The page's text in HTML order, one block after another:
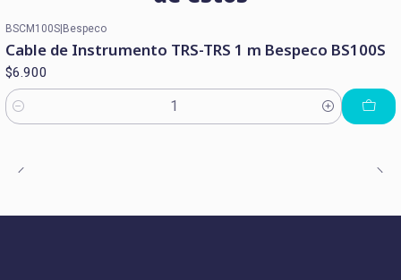
BSCM100S Bespeco
Cable de Instrumento TRS-TRS 1 m Bespeco BS100S
$6.900
Cantidad